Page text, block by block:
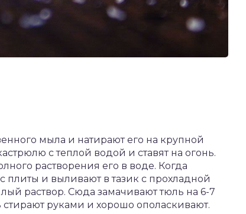
мыла и натирают его на крупной
с теплой водой и ставят на огонь.
растворения его в воде. Когда
плиты и выливают в тазик с прохладной
раствор. Сюда замачивают тюль на 6-7
руками и хорошо ополаскивают.